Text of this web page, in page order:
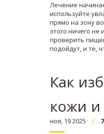
Лечение
используйте
прямо на зону
этого ничего
проверить
подойдут, и те,
Как
кожи и
ноя, 19 2025